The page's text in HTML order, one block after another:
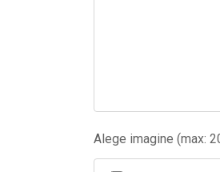
Alege imagine (max: